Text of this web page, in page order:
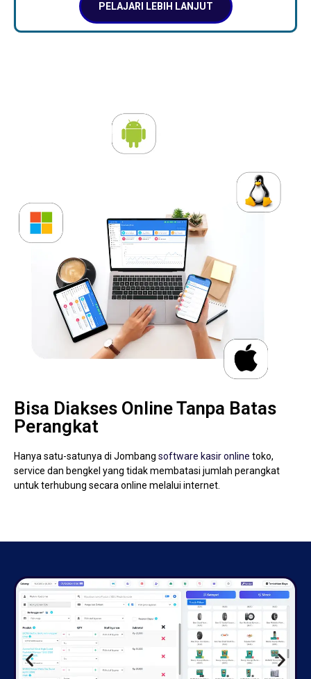
PELAJARI LEBIH LANJUT
Bisa Diakses Online Tanpa Batas
Perangkat
Hanya satu-satunya di Jombang software kasir online toko,
service dan bengkel yang tidak membatasi jumlah perangkat
untuk terhubung secara online melalui internet.